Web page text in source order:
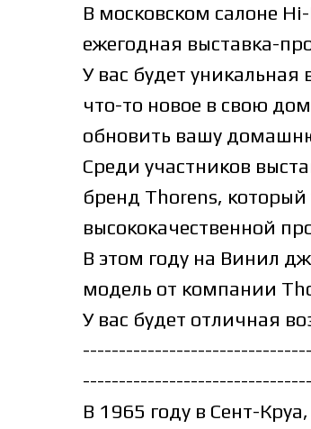
В московском салоне
ежегодная выставка-
У вас будет
что-то новое в свою
обновить вашу
Среди участников
бренд Thorens, который
высококачественной
В этом году на Винил
модель от компании
У вас будет отличная
В 1965 году в Сент-